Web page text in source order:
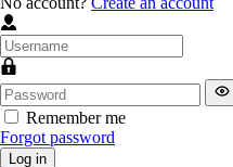
Remember me
Forgot password
Log in